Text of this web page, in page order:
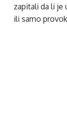
zapitali da li je
ili samo